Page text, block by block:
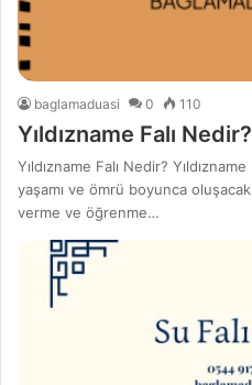
baglamaduasi 0 110
Yıldızname Falı Nedir?
Yıldızname Falı Nedir?
yaşamı ve ömrü boyunca
verme ve öğrenme…